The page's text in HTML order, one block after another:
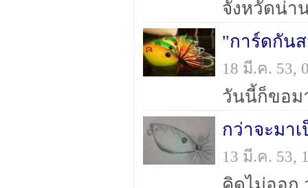
"การ์ดกัน
18 มี.ค. 53,
กว่าจะมา
13 มี.ค. 53,